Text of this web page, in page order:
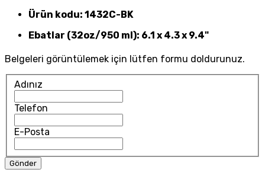
Ürün kodu: 1432C-BK
Ebatlar (32oz/950 ml): 6.1 x 4.3 x 9.4"
Belgeleri görüntülemek için lütfen formu doldurunuz.
Adınız
Telefon
E-Posta